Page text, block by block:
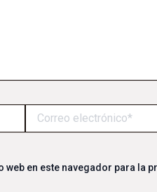
electrónico*
en este navegador para la